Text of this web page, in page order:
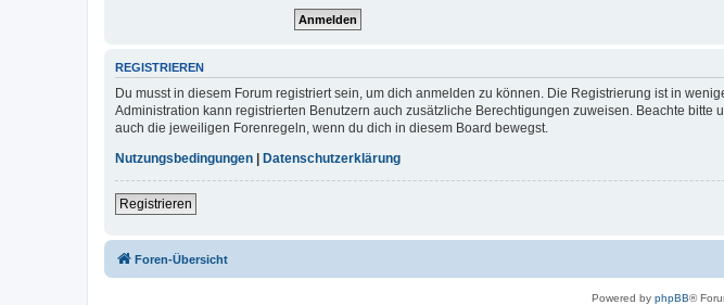
REGISTRIEREN
Du musst in diesem Forum registriert sein, um dich anmelden zu können. Die Registrierung ist in
Administration kann registrierten Benutzern auch zusätzliche Berechtigungen zuweisen. Beachte
auch die jeweiligen Forenregeln, wenn du dich in diesem Board bewegst.
Nutzungsbedingungen | Datenschutzerklärung
Registrieren
Foren-Übersicht
Powered by phpBB®